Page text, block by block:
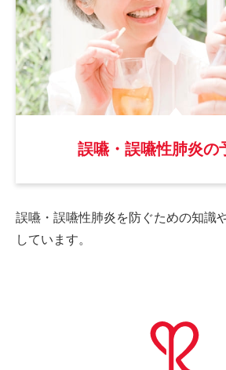
誤嚥・誤嚥性肺炎の
誤嚥・誤嚥性肺炎を防ぐための知識
しています。